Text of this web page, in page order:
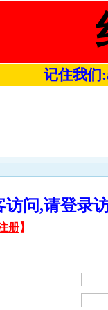
记住我们
访问,请登
册】